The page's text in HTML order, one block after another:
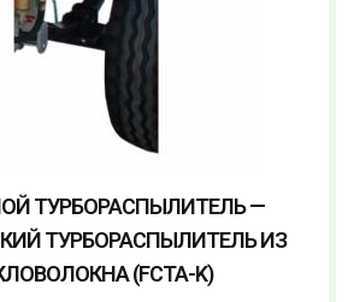
ТУРБОРАСПЫЛИТЕЛЬ —
ТУРБОРАСПЫЛИТЕЛЬ ИЗ
(FCTA-K)